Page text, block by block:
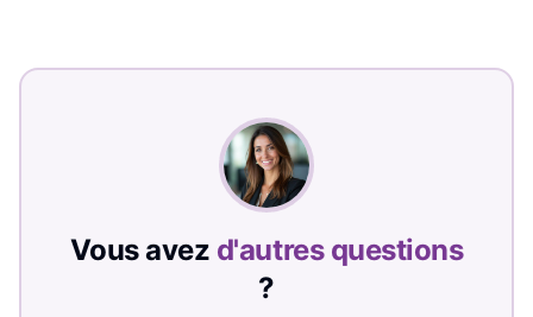
Vous avez d'autres questions
?